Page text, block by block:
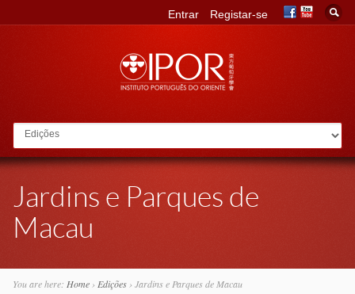
Go to:
Entrar Registar-se
Jardins e Parques de
Macau
You are here: Home› Edições› Jardins e Parques de Macau